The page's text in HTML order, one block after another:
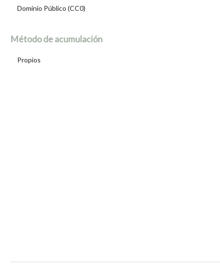
Dominio Público (CC0)
Método de acumulación
Propios